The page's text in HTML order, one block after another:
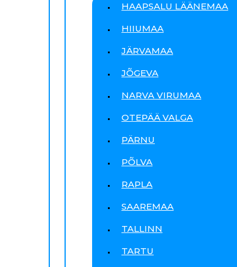
HAAPSALU LÄÄNEMAA
HIIUMAA
JÄRVAMAA
JÕGEVA
NARVA VIRUMAA
OTEPÄÄ VALGA
PÄRNU
PÕLVA
RAPLA
SAAREMAA
TALLINN
TARTU